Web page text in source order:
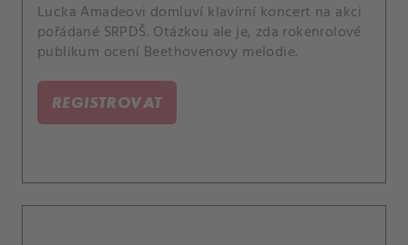
Lucka Amadeovi domluví klavírní koncert na akci
pořádané SRPDŠ. Otázkou ale je, zda rokenrolové
publikum ocení Beethovenovy melodie.
REGISTROVAT